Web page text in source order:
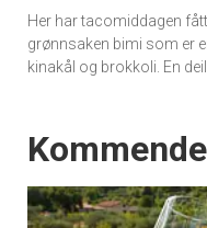
Her har tacomiddagen
grønnsaken bimi som er
kinakål og brokkoli. En
Events